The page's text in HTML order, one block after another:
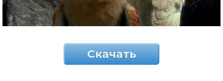
Скачать